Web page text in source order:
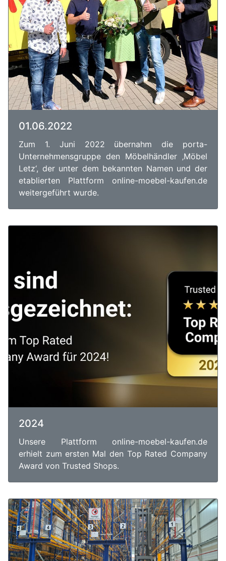
01.06.2022
Zum 1. Juni 2022 übernahm die porta-
Unternehmensgruppe den Möbelhändler ‚Möbel
Letz‘, der unter dem bekannten Namen und der
etablierten Plattform online-moebel-kaufen.de
weitergeführt wurde.
2024
Unsere Plattform online-moebel-kaufen.de
erhielt zum ersten Mal den Top Rated Company
Award von Trusted Shops.